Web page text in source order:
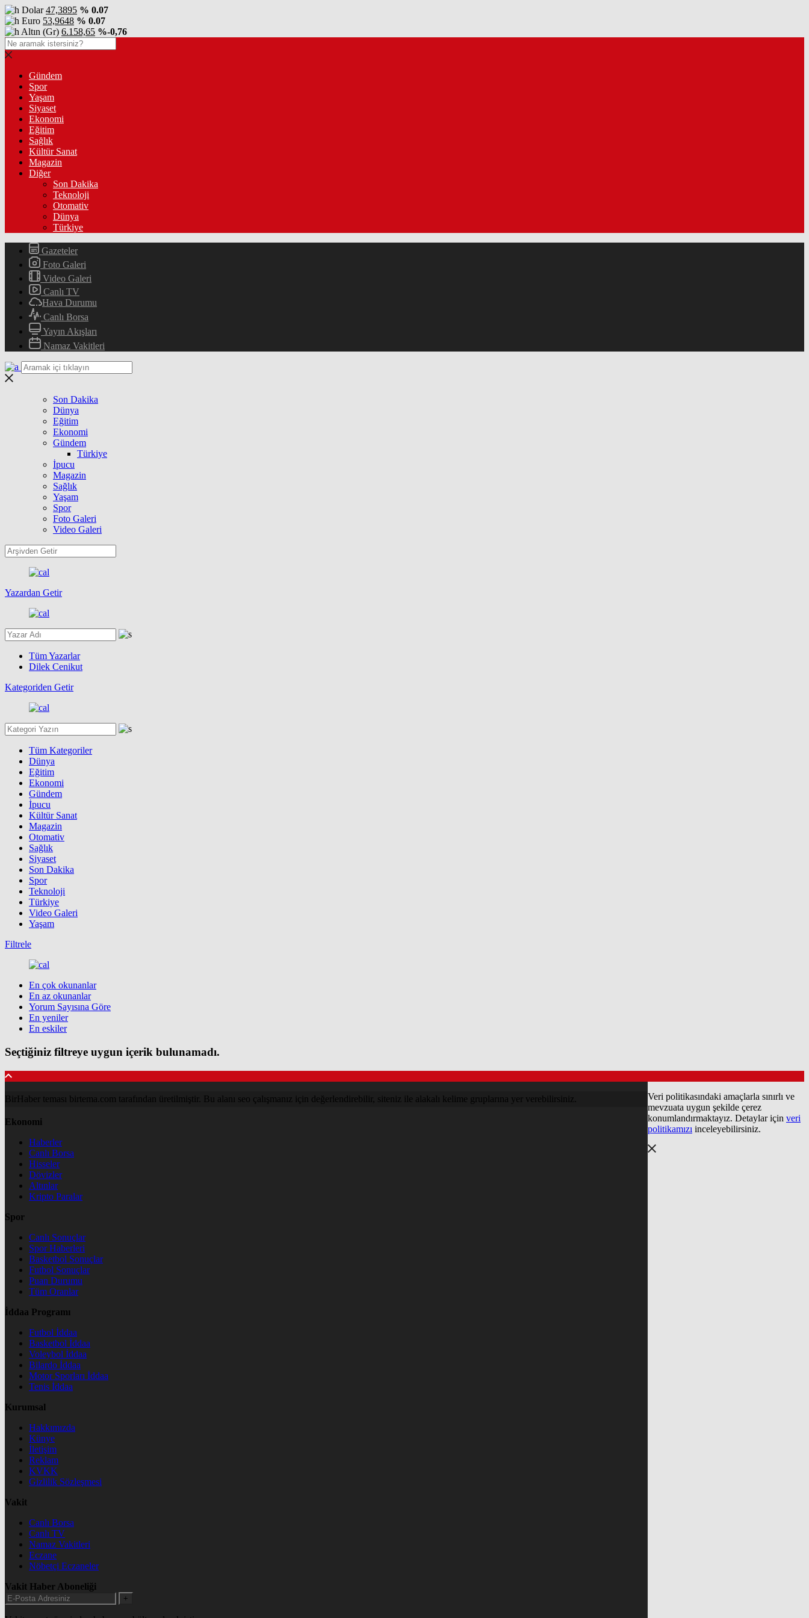
Dolar47,3895 % 0.07
Euro 53,9648 % 0.07
Altın (Gr) 6.158,65 %-0,76
Gündem
Spor
Yaşam
Siyaset
Ekonomi
Eğitim
Sağlık
Kültür Sanat
Magazin
Diğer
Son Dakika
Teknoloji
Otomativ
Dünya
Türkiye
Gazeteler
Foto Galeri
Video Galeri
Canlı TV
Hava Durumu
Canlı Borsa
Yayın Akışları
Namaz Vakitleri
Son Dakika
Dünya
Eğitim
Ekonomi
Gündem
Türkiye
İpucu
Magazin
Sağlık
Yaşam
Spor
Foto Galeri
Video Galeri
Yazardan Getir
Tüm Yazarlar
Dilek Cenikut
Kategoriden Getir
Tüm Kategoriler
Dünya
Eğitim
Ekonomi
Gündem
İpucu
Kültür Sanat
Magazin
Otomativ
Sağlık
Siyaset
Son Dakika
Spor
Teknoloji
Türkiye
Video Galeri
Yaşam
Filtrele
En çok okunanlar
En az okunanlar
Yorum Sayısına Göre
En yeniler
En eskiler
Seçtiğiniz filtreye uygun içerik bulunamadı.
BirHaber teması birtema.com tarafından üretilmiştir. Bu alanı seo çalışmanız için değerlendirebilir, siteniz ile alakalı kelime gruplarına yer verebilirsiniz.
Ekonomi
Haberler
Canlı Borsa
Hisseler
Dövizler
Altınlar
Kripto Paralar
Spor
Canlı Sonuçlar
Spor Haberleri
Basketbol Sonuçlar
Futbol Sonuçlar
Puan Durumu
Tüm Oranlar
İddaa Programı
Futbol İddaa
Basketbol İddaa
Voleybol İddaa
Bilardo İddaa
Motor Sporları İddaa
Tenis İddaa
Kurumsal
Hakkımızda
Künye
İletişim
Reklam
KVKK
Gizlilik Sözleşmesi
Vakit
Canlı Borsa
Canlı TV
Namaz Vakitleri
Eczane
Nöbetçi Eczaneler
Vakit Haber Aboneliği
+
Veri politikasındaki amaçlarla sınırlı ve
mevzuata uygun şekilde çerez
konumlandırmaktayız. Detaylar için veri
politikamızı inceleyebilirsiniz.